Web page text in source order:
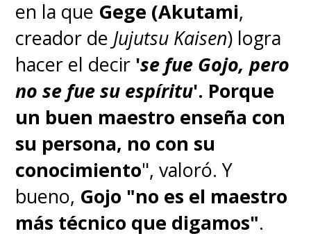
en la que Gege (Akutami,
creador de Jujutsu Kaisen) logra
hacer el decir 'se fue Gojo, pero
no se fue su espíritu'. Porque
un buen maestro enseña con
su persona, no con su
conocimiento", valoró. Y
bueno, Gojo "no es el maestro
más técnico que digamos".